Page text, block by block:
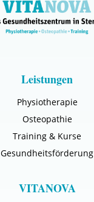
Leistungen
Physiotherapie
Osteopathie
Training & Kurse
Gesundheitsförderung
VITANOVA